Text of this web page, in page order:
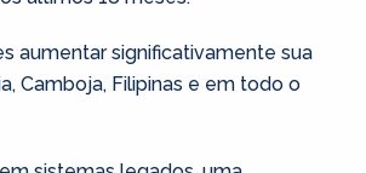
aumentar significativamente sua
Camboja, Filipinas e em todo o